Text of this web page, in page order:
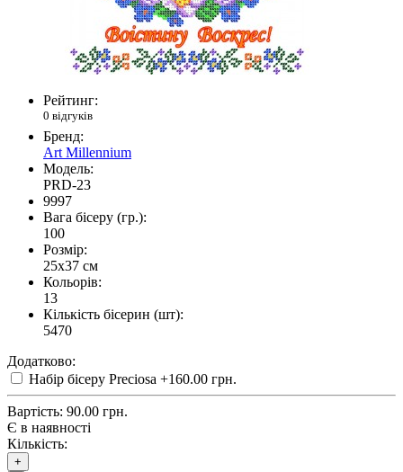
Рейтинг:
0 відгуків
Бренд:
Art Millennium
Модель:
PRD-23
9997
Вага бісеру (гр.):
100
Розмір:
25x37 см
Кольорів:
13
Кількість бісерин (шт):
5470
Додатково:
Набір бісеру Preciosa +160.00 грн.
Вартість: 90.00 грн.
Є в наявності
Кількість:
+